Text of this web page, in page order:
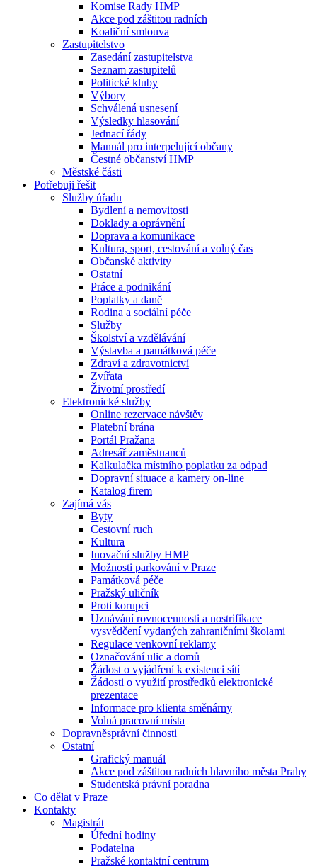
Komise Rady HMP
Akce pod záštitou radních
Koaliční smlouva
Zastupitelstvo
Zasedání zastupitelstva
Seznam zastupitelů
Politické kluby
Výbory
Schválená usnesení
Výsledky hlasování
Jednací řády
Manuál pro interpelující občany
Čestné občanství HMP
Městské části
Potřebuji řešit
Služby úřadu
Bydlení a nemovitosti
Doklady a oprávnění
Doprava a komunikace
Kultura, sport, cestování a volný čas
Občanské aktivity
Ostatní
Práce a podnikání
Poplatky a daně
Rodina a sociální péče
Služby
Školství a vzdělávání
Výstavba a památková péče
Zdraví a zdravotnictví
Zvířata
Životní prostředí
Elektronické služby
Online rezervace návštěv
Platební brána
Portál Pražana
Adresář zaměstnanců
Kalkulačka místního poplatku za odpad
Dopravní situace a kamery on-line
Katalog firem
Zajímá vás
Byty
Cestovní ruch
Kultura
Inovační služby HMP
Možnosti parkování v Praze
Památková péče
Pražský uličník
Proti korupci
Uznávání rovnocennosti a nostrifikace
vysvědčení vydaných zahraničními školami
Regulace venkovní reklamy
Označování ulic a domů
Žádost o vyjádření k existenci sítí
Žádosti o využití prostředků elektronické
prezentace
Informace pro klienta směnárny
Volná pracovní místa
Dopravněsprávní činnosti
Ostatní
Grafický manuál
Akce pod záštitou radních hlavního města Prahy
Studentská právní poradna
Co dělat v Praze
Kontakty
Magistrát
Úřední hodiny
Podatelna
Pražské kontaktní centrum